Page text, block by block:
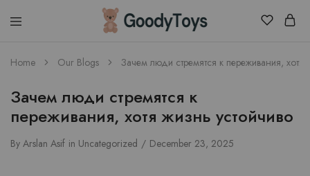
Children
Toys
Home Our Blogs Зачем люди стремятся к переживания, хотя
Зачем люди стремятся к
переживания, хотя жизнь устойчиво
By Arslan Asif in Uncategorized December 23, 2025